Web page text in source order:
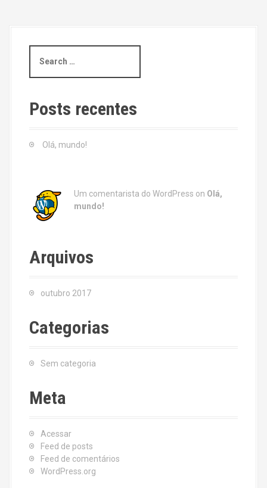
a
c
h
Posts recentes
Olá, mundo!
Um comentarista do WordPress on Olá,
mundo!
Arquivos
outubro 2017
Categorias
Sem categoria
Meta
Acessar
Feed de posts
Feed de comentários
WordPress.org